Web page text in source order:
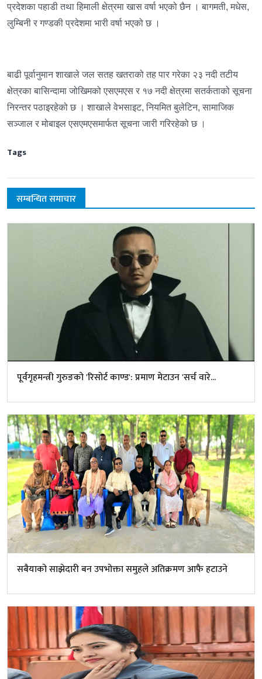
प्रदेशका पहाडी तथा हिमाली क्षेत्रमा खास वर्षा भएको छैन । बागमती, मधेस,
लुम्बिनी र गण्डकी प्रदेशमा भारी वर्षा भएको छ ।
बाढी पूर्वानुमान शाखाले जल सतह खतराको तह पार गरेका २३ नदी तटीय
क्षेत्रका बासिन्दामा जोखिमको एसएमएस र १७ नदी क्षेत्रमा सतर्कताको सूचना
निरन्तर पठाइरहेको छ । शाखाले वेभसाइट, नियमित बुलेटिन, सामाजिक
सञ्जाल र मोबाइल एसएमएसमार्फत सूचना जारी गरिरहेको छ ।
Tags
सम्बन्धित समाचार
पूर्वगृहमन्त्री गुरुङको 'रिसोर्ट काण्ड': प्रमाण मेटाउन 'सर्च वारे...
सबैयाको साझेदारी बन उपभोक्ता समुहले अतिक्रमण आफै हटाउने